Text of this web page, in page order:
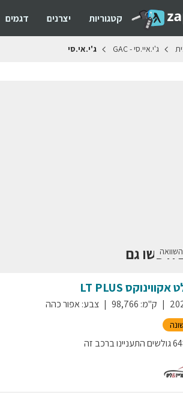
קטגוריות יצרנים דגמים
ג'י.איי.סי-
GAC ג'י.אי.סי
חיפשו גם
אקווינוקסLT PLUS
ק"מ:
98,766 צבע:אפור כהה
גולשים התעניינו ברכב זה